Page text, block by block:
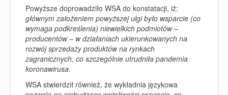
Powyższe doprowadziło WSA do konstatacji, iż:
głównym założeniem powyższej ulgi było wsparcie (co
wymaga podkreślenia) niewielkich podmiotów –
producentów – w działaniach ukierunkowanych na
rozwój sprzedaży produktów na rynkach
zagranicznych, co szczególnie utrudniła pandemia
koronawirusa.
WSA stwierdził również, że wykładnia językowa